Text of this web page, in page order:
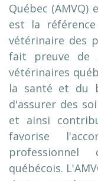
Québec
est la
vétérinaire des
fait preuve de
vétérinaires
la santé et du
d'assurer des
et ainsi
favorise
professionnel
québécois.